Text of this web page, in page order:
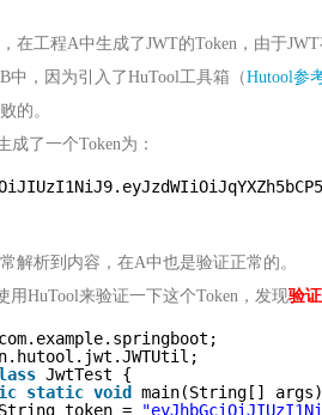
在工程A中生成了JWT的Token，由于
中，因为引入了HuTool工具箱（Hutool参
的。
了一个Token为：
解析到内容，在A中也是验证正常的。
用HuTool来验证一下这个Token，发现验
com.example.springboot;
JwtTest {
static void
main(String[]
String token =